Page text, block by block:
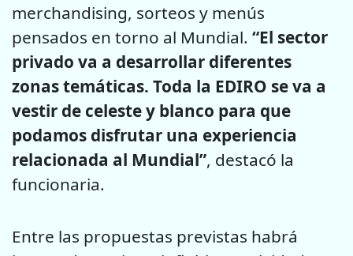
merchandising, sorteos y menús
pensados en torno al Mundial. “El sector
privado va a desarrollar diferentes
zonas temáticas. Toda la EDIRO se va a
vestir de celeste y blanco para que
podamos disfrutar una experiencia
relacionada al Mundial”, destacó la
funcionaria.
Entre las propuestas previstas habrá